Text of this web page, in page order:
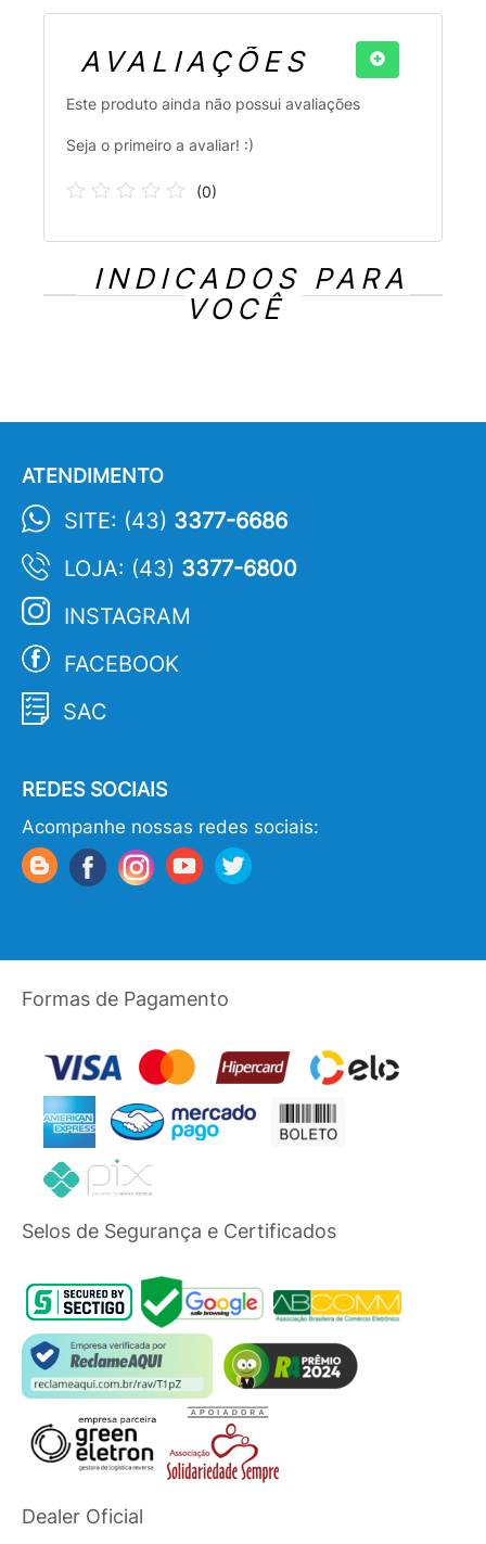
AVALIAÇÕES
Este produto ainda não possui avaliações
Seja o primeiro a avaliar! :)
(0)
INDICADOS PARA
VOCÊ
ATENDIMENTO
SITE: (43) 3377-6686
LOJA: (43) 3377-6800
INSTAGRAM
FACEBOOK
SAC
REDES SOCIAIS
Acompanhe nossas redes sociais:
Formas de Pagamento
Selos de Segurança e Certificados
Dealer Oficial